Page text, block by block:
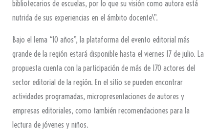
bibliotecarios de escuelas, por lo que su visión como autora está
nutrida de sus experiencias en el ámbito docente\”.
Bajo el lema “10 años”, la plataforma del evento editorial más
grande de la región estará disponible hasta el viernes 17 de julio. La
propuesta cuenta con la participación de más de 170 actores del
sector editorial de la región. En el sitio se pueden encontrar
actividades programadas, micropresentaciones de autores y
empresas editoriales, como también recomendaciones para la
lectura de jóvenes y niños.